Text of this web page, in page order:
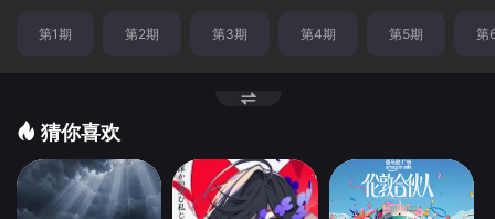
第1期 第2期 第3期 第4期 第5期 第
猜你喜欢